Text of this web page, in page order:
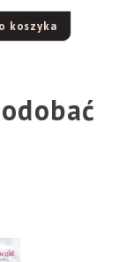
koszyka